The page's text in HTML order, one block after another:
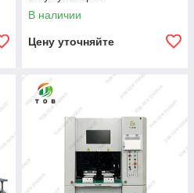
В наличии
Цену уточняйте